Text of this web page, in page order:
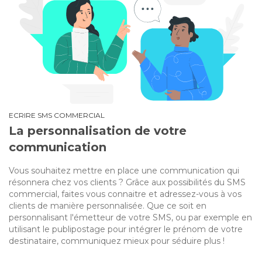
ECRIRE SMS COMMERCIAL
La personnalisation de votre
communication
Vous souhaitez mettre en place une communication qui
résonnera chez vos clients ? Grâce aux possibilités du SMS
commercial, faites vous connaitre et adressez-vous à vos
clients de manière personnalisée. Que ce soit en
personnalisant l'émetteur de votre SMS, ou par exemple en
utilisant le publipostage pour intégrer le prénom de votre
destinataire, communiquez mieux pour séduire plus !